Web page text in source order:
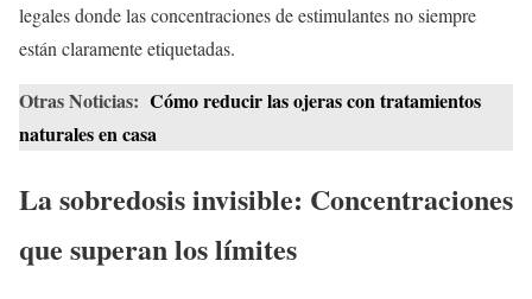
legales donde las concentraciones de estimulantes no siempre
están claramente etiquetadas.
Otras Noticias: Cómo reducir las ojeras con tratamientos
naturales en casa
La sobredosis invisible: Concentraciones
que superan los límites